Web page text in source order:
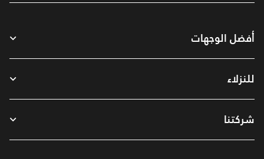
أفضل الوجهات
للنزلاء
شركتنا